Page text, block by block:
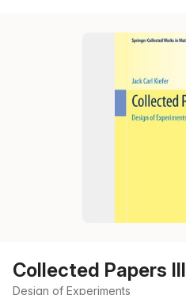
Collected Papers III
Design of Experiments